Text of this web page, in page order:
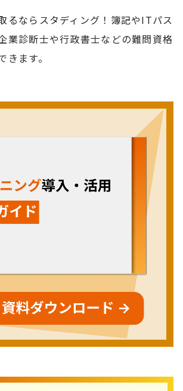
るならスタディング！簿記やITパス
業診断士や行政書士などの難問資格
ます。